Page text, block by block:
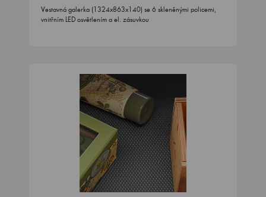
Vestavná galerka (1324x863x140) se 6 skleněnými policemi,
vnitřním LED osvětlením a el. zásuvkou